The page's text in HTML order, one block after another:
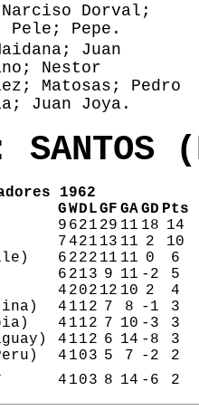
Dorval;
Pele; Pepe.
Juan
Nestor
Matosas; Pedro
Juan Joya.
SANTOS
1962
GWDLGF GAGD Pts
9 621 29 11 18 14
7421 13 11 2
10
6 222 11 11 0
6
6 213 9 11 -2
5
4 202 12 10 2
4
4 112 7 8 -1
3
4 112 7 10 -3
3
4 112 6 14 -8
3
4 103 5 7 -2
2
4 103 8 14 -6 2